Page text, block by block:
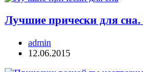
Лучшие прически для
admin
12.06.2015